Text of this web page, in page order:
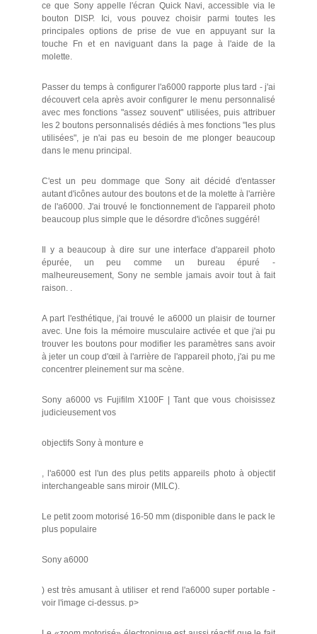
ce que Sony appelle l'écran Quick Navi, accessible via le
bouton DISP. Ici, vous pouvez choisir parmi toutes les
principales options de prise de vue en appuyant sur la
touche Fn et en naviguant dans la page à l'aide de la
molette.
Passer du temps à configurer l'a6000 rapporte plus tard - j'ai
découvert cela après avoir configurer le menu personnalisé
avec mes fonctions "assez souvent" utilisées, puis attribuer
les 2 boutons personnalisés dédiés à mes fonctions "les plus
utilisées", je n'ai pas eu besoin de me plonger beaucoup
dans le menu principal.
C'est un peu dommage que Sony ait décidé d'entasser
autant d'icônes autour des boutons et de la molette à l'arrière
de l'a6000. J'ai trouvé le fonctionnement de l'appareil photo
beaucoup plus simple que le désordre d'icônes suggéré!
Il y a beaucoup à dire sur une interface d'appareil photo
épurée, un peu comme un bureau épuré -
malheureusement, Sony ne semble jamais avoir tout à fait
raison. .
A part l'esthétique, j'ai trouvé le a6000 un plaisir de tourner
avec. Une fois la mémoire musculaire activée et que j'ai pu
trouver les boutons pour modifier les paramètres sans avoir
à jeter un coup d'œil à l'arrière de l'appareil photo, j'ai pu me
concentrer pleinement sur ma scène.
Sony a6000 vs Fujifilm X100F | Tant que vous choisissez
judicieusement vos
objectifs Sony à monture e
, l'a6000 est l'un des plus petits appareils photo à objectif
interchangeable sans miroir (MILC).
Le petit zoom motorisé 16-50 mm (disponible dans le pack le
plus populaire
Sony a6000
) est très amusant à utiliser et rend l'a6000 super portable -
voir l'image ci-dessus. p>